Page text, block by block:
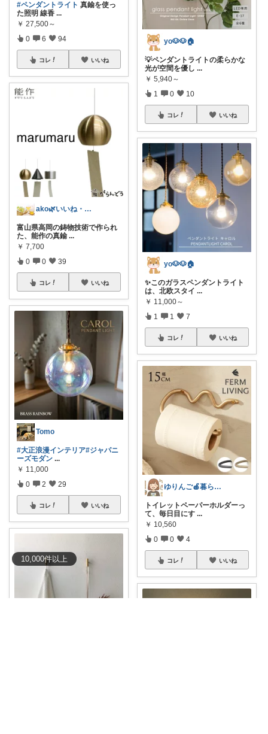
10,000件以上
#ペンダントライト 真鍮を使っ
た照明 線香 ...
￥ 27,500～
0 6 94
コレ いいね
ako🌿いいね・フォローありがとう🙏
富山県高岡の鋳物技術で作られ
た、能作の真鍮 ...
￥ 7,700
0 0 39
コレ いいね
Tomo
#大正浪漫インテリア#ジャパニ
ーズモダン ...
￥ 11,000
0 2 29
コレ いいね
yo🐶🐶🏠
💡ペンダントライトの柔らかな
光が空間を優し ...
￥ 5,940～
1 0 10
コレ いいね
yo🐶🐶🏠
✨このガラスペンダントライト
は、北欧スタイ ...
￥ 11,000～
1 1 7
コレ いいね
ゆりんご🍎暮らしにまつわるおすすめ品
トイレットペーパーホルダーっ
て、毎日目にす ...
￥ 10,560
0 0 4
コレ いいね